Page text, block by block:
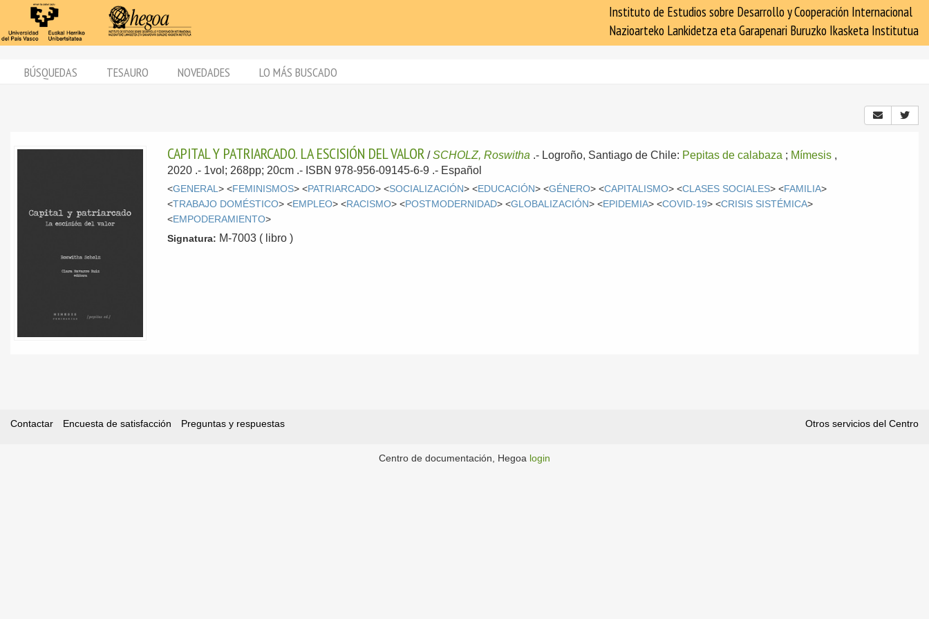
Instituto de Estudios sobre Desarrollo y Cooperación Internacional
Nazioarteko Lankidetza eta Garapenari Buruzko Ikasketa Institutua
BÚSQUEDAS TESAURO NOVEDADES LO MÁS BUSCADO
CAPITAL Y PATRIARCADO. LA ESCISIÓN DEL VALOR /SCHOLZ, Roswitha .- Logroño, Santiago de Chile: Pepitas de calabaza ; Mímesis ,
2020 .- 1vol; 268pp; 20cm .- ISBN 978-956-09145-6-9 .- Español
<GENERAL> <FEMINISMOS> <PATRIARCADO> <SOCIALIZACIÓN> <EDUCACIÓN> <GÉNERO> <CAPITALISMO> <CLASES SOCIALES> <FAMILIA>
<TRABAJO DOMÉSTICO> <EMPLEO> <RACISMO> <POSTMODERNIDAD> <GLOBALIZACIÓN> <EPIDEMIA> <COVID-19> <CRISIS SISTÉMICA>
<EMPODERAMIENTO>
Signatura: M-7003 ( libro )
Contactar Encuesta de satisfacción Preguntas y respuestas Otros servicios del Centro
Centro de documentación, Hegoa login